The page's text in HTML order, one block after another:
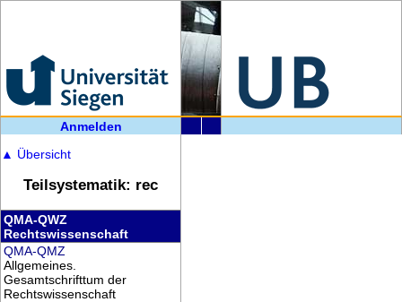
Anmelden
▲ Übersicht
Teilsystematik: rec
QMA-QWZ
Rechtswissenschaft
QMA-QMZ
Allgemeines.
Gesamtschrifttum der
Rechtswissenschaft